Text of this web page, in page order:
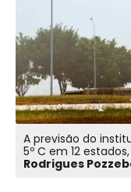
A previsão do
5º C em 12
Rodrigues